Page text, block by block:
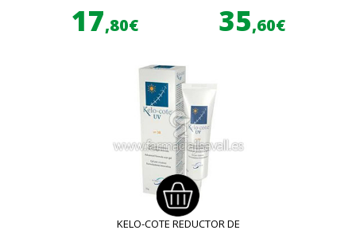
17,80€ 35,60€
KELO-COTE REDUCTOR DE